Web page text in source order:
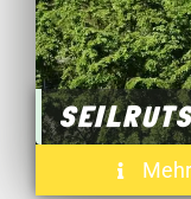
Mehr